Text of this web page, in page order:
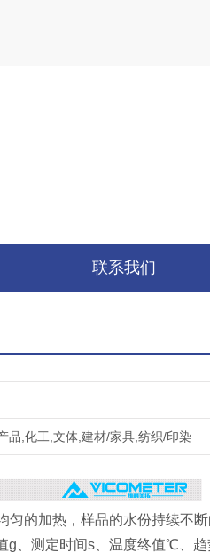
联系我们
品,化工,文体,建材/家具,纺织/印染
匀的加热，样品的水份持续不
g、测定时间s、温度终值℃、